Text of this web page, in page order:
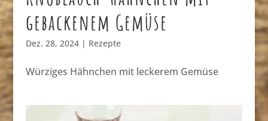
gebackenem Gemüse
Dez. 28, 2024| Rezepte
Würziges Hähnchen mit leckerem Gemüse